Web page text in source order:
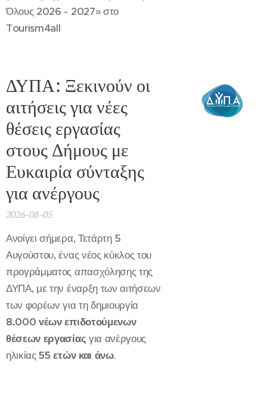
Όλους 2026 - 2027» στο
Tourism4all
ΔΥΠΑ: Ξεκινούν οι
αιτήσεις για νέες
θέσεις εργασίας
στους Δήμους με
Ευκαιρία σύνταξης
για ανέργους
2026-08-05
Ανοίγει σήμερα, Τετάρτη 5
Αυγούστου, ένας νέος κύκλος του
προγράμματος απασχόλησης της
ΔΥΠΑ, με την έναρξη των αιτήσεων
των φορέων για τη δημιουργία
8.000 νέων επιδοτούμενων
θέσεων εργασίας για ανέργους
ηλικίας55 ετών και άνω.